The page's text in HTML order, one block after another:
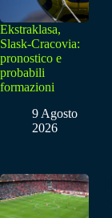
Ekstraklasa,
Slask-Cracovia:
pronostico e
probabili
formazioni
9 Agosto
2026